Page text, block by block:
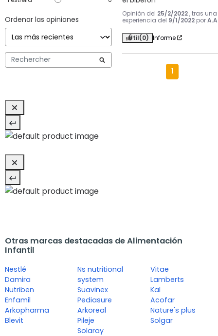
Ordenar las opiniones
Opinión del 25/2/2022 , tras una
experiencia del 9/1/2022 por
Útil(0) Informe
1
Otras marcas destacadas de Alimentación
Infantil
Nestlé
Damira
Nutriben
Enfamil
Arkopharma
Blevit
Ns nutritional
system
Suavinex
Pediasure
Arkoreal
Pileje
Solaray
Vitae
Lamberts
Kal
Acofar
Nature's plus
Solgar